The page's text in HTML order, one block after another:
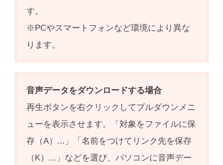
す。
※PCやスマートフォンなど環境により異な
ります。
音声データをダウンロードする場合
再生ボタンを右クリックしてプルダウンメニ
ューを表示させます。「対象をファイルに保
存（A）...」「名前をつけてリンク先を保存
（K）...」などを選び、パソコンに音声デー